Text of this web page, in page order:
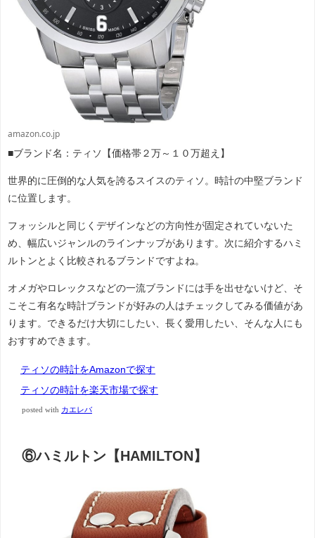
amazon.co.jp
■ブランド名：ティソ【価格帯２万～１０万超え】
世界的に圧倒的な人気を誇るスイスのティソ。時計の中堅ブランド
に位置します。
フォッシルと同じくデザインなどの方向性が固定されていないた
め、幅広いジャンルのラインナップがあります。次に紹介するハミ
ルトンとよく比較されるブランドですよね。
オメガやロレックスなどの一流ブランドには手を出せないけど、そ
こそこ有名な時計ブランドが好みの人はチェックしてみる価値があ
ります。できるだけ大切にしたい、長く愛用したい、そんな人にも
おすすめできます。
ティソの時計をAmazonで探す
ティソの時計を楽天市場で探す
posted with カエレバ
⑥ハミルトン【HAMILTON】